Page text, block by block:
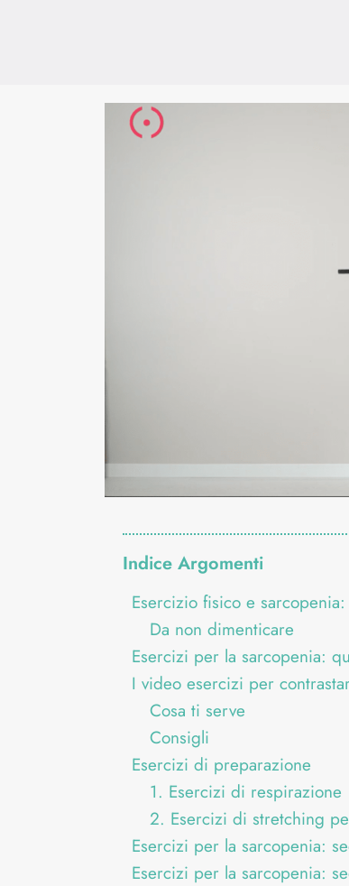
Indice Argomenti
Esercizio fisico e
Da non dimenticare
Esercizi per la sarcopenia:
I video esercizi per
Cosa ti serve
Consigli
Esercizi di preparazione
1. Esercizi di respirazione
2. Esercizi di stretching
Esercizi per la sarcopenia:
Esercizi per la sarcopenia: